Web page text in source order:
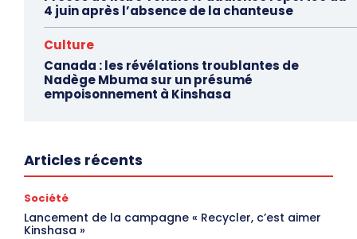
4 juin après l’absence de la chanteuse
Culture
Canada : les révélations troublantes de
Nadège Mbuma sur un présumé
empoisonnement à Kinshasa
Articles récents
Société
Lancement de la campagne « Recycler, c’est aimer
Kinshasa »